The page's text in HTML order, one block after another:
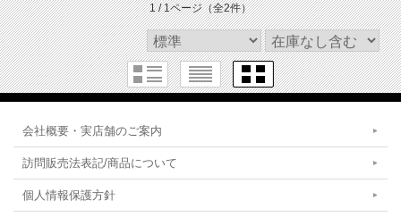
1 / 1ページ（全2件）
会社概要・実店舗のご案内
訪問販売法表記/商品について
個人情報保護方針